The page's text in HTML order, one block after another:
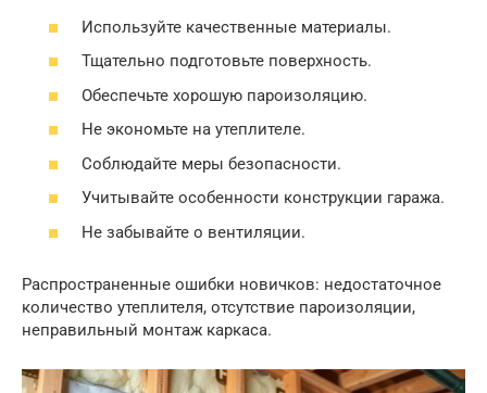
Используйте качественные материалы.
Тщательно подготовьте поверхность.
Обеспечьте хорошую пароизоляцию.
Не экономьте на утеплителе.
Соблюдайте меры безопасности.
Учитывайте особенности конструкции гаража.
Не забывайте о вентиляции.
Распространенные ошибки новичков: недостаточное
количество утеплителя, отсутствие пароизоляции,
неправильный монтаж каркаса.